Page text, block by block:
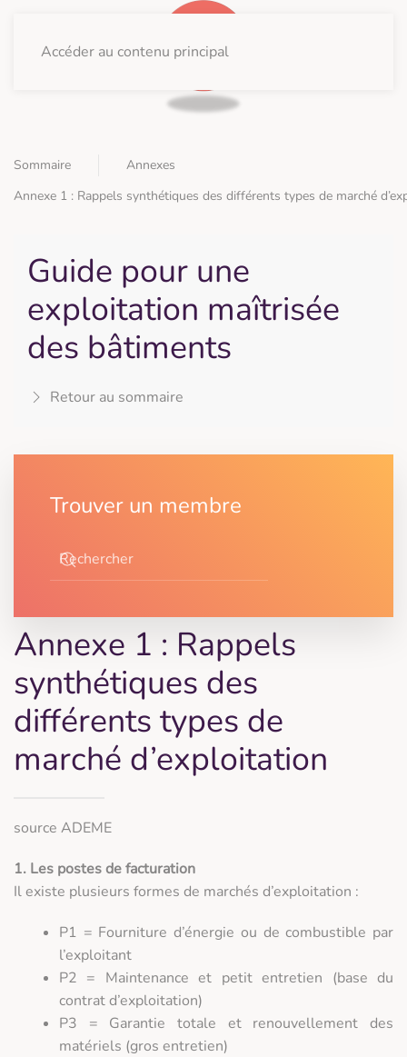
Accéder au contenu principal
Sommaire
Annexes
Annexe 1 : Rappels synthétiques des différents types de marché
Guide pour une
exploitation maîtrisée
des bâtiments
Retour au sommaire
Trouver un membre
Annexe 1 : Rappels
synthétiques des
différents types de
marché d’exploitation
source ADEME
1. Les postes de facturation
Il existe plusieurs formes de marchés d’exploitation :
P1 = Fourniture d’énergie ou de combustible par
l’exploitant
P2 = Maintenance et petit entretien (base du
contrat d’exploitation)
P3 = Garantie totale et renouvellement des
matériels (gros entretien)